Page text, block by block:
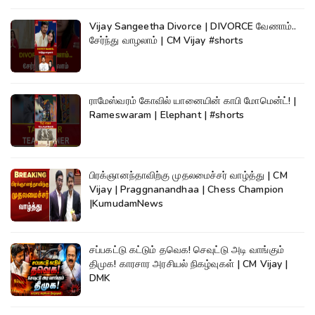
Vijay Sangeetha Divorce | DIVORCE வேணாம்..
சேர்ந்து வாழலாம் | CM Vijay #shorts
ராமேஸ்வரம் கோவில் யானையின் காபி மோமென்ட்! |
Rameswaram | Elephant | #shorts
பிரக்ஞானந்தாவிற்கு முதலமைச்சர் வாழ்த்து | CM
Vijay | Praggnanandhaa | Chess Champion
|KumudamNews
சப்பகட்டு கட்டும் தவெக! செவுட்டு அடி வாங்கும்
திமுக! காரசார அரசியல் நிகழ்வுகள் | CM Vijay |
DMK